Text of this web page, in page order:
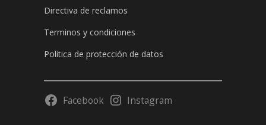
Directiva de reclamos
Terminos y condiciones
Politica de protección de datos
Facebook Instagram